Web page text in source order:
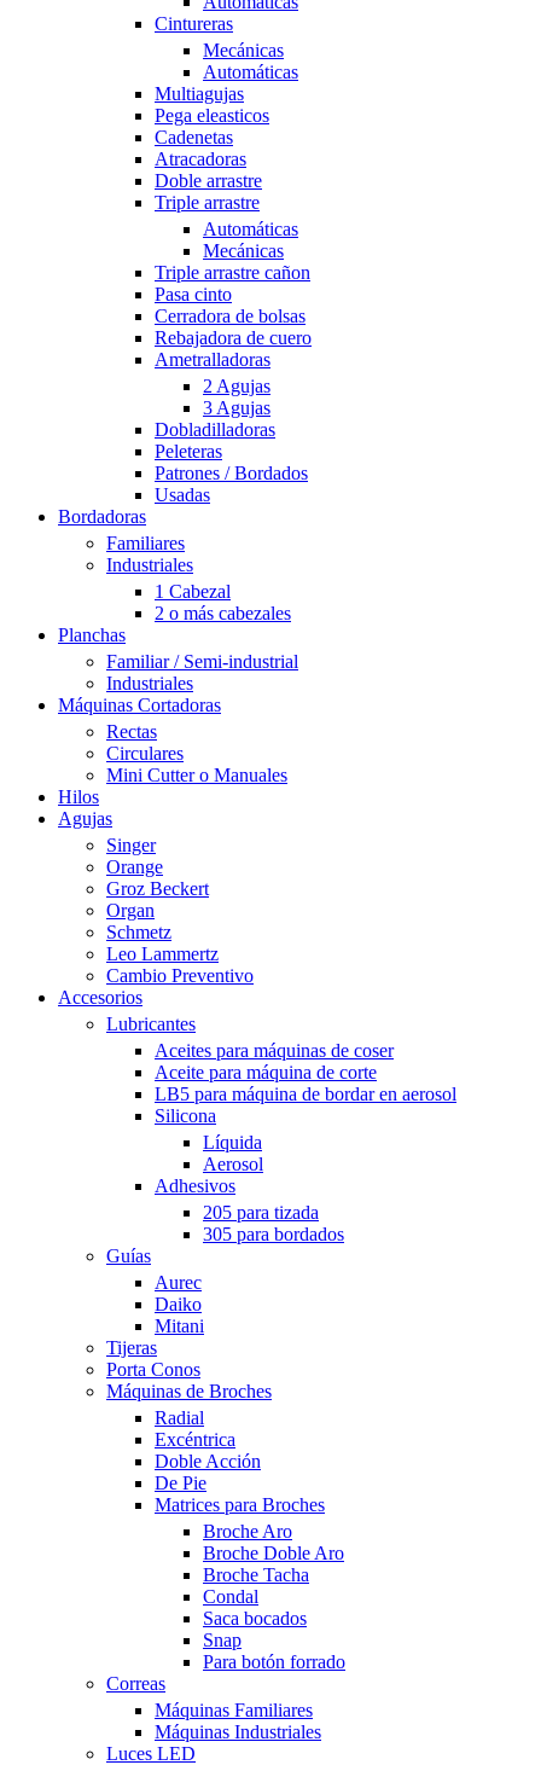
Cintureras
Mecánicas
Automáticas
Multiagujas
Pega eleasticos
Cadenetas
Atracadoras
Doble arrastre
Triple arrastre
Automáticas
Mecánicas
Triple arrastre cañon
Pasa cinto
Cerradora de bolsas
Rebajadora de cuero
Ametralladoras
2 Agujas
3 Agujas
Dobladilladoras
Peleteras
Patrones / Bordados
Usadas
Bordadoras
Familiares
Industriales
1 Cabezal
2 o más cabezales
Planchas
Familiar / Semi-industrial
Industriales
Máquinas Cortadoras
Rectas
Circulares
Mini Cutter o Manuales
Hilos
Agujas
Singer
Orange
Groz Beckert
Organ
Schmetz
Leo Lammertz
Cambio Preventivo
Accesorios
Lubricantes
Aceites para máquinas de coser
Aceite para máquina de corte
LB5 para máquina de bordar en aerosol
Silicona
Líquida
Aerosol
Adhesivos
205 para tizada
305 para bordados
Guías
Aurec
Daiko
Mitani
Tijeras
Porta Conos
Máquinas de Broches
Radial
Excéntrica
Doble Acción
De Pie
Matrices para Broches
Broche Aro
Broche Doble Aro
Broche Tacha
Condal
Saca bocados
Snap
Para botón forrado
Correas
Máquinas Familiares
Máquinas Industriales
Luces LED